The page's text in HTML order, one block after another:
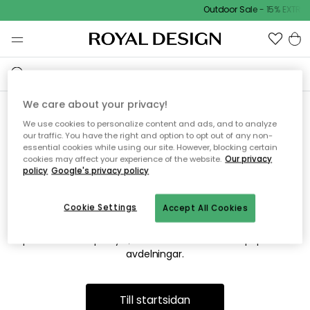
Outdoor Sale - 15%
Vi hittar tyvärr inte sidan du
söker
Detta kan bero på att sidan inte längre finns eller att den har
flyttats. Vi ber om ursäkt för besväret. I menyn ovan kan du
prova att söka på nytt, eller besöka en av våra populära
avdelningar.
Till startsidan
We care about your privacy!
We use cookies to personalize content and ads, and to analyze
our traffic. You have the right and option to opt out of any non-
essential cookies while using our site. However, blocking certain
cookies may affect your experience of the website. Our privacy
policy Google's privacy policy
Accept All Cookies
Cookie Settings